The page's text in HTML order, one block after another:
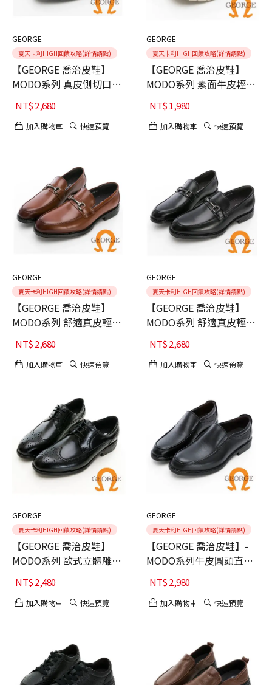
GEORGE
夏天卡利HIGH回饋攻略(詳情請點)
【GEORGE 喬治皮鞋】
MODO系列 真皮側切口綁
帶德比鞋-黑40
NT$2,680
加入購物車 快速預覽
GEORGE
夏天卡利HIGH回饋攻略(詳情請點)
【GEORGE 喬治皮鞋】
MODO系列 素面牛皮輕量
帆船鞋-黑
NT$1,980
加入購物車 快速預覽
GEORGE
夏天卡利HIGH回饋攻略(詳情請點)
【GEORGE 喬治皮鞋】
MODO系列 舒適真皮輕量
馬蹄釦樂福鞋-棕40
NT$2,680
加入購物車 快速預覽
GEORGE
夏天卡利HIGH回饋攻略(詳情請點)
【GEORGE 喬治皮鞋】
MODO系列 舒適真皮輕量
馬蹄釦樂福鞋-黑40
NT$2,680
加入購物車 快速預覽
GEORGE
夏天卡利HIGH回饋攻略(詳情請點)
【GEORGE 喬治皮鞋】
MODO系列 歐式立體雕花
真皮綁帶紳士鞋-黑40
NT$2,480
加入購物車 快速預覽
GEORGE
夏天卡利HIGH回饋攻略(詳情請點)
【GEORGE 喬治皮鞋】-
MODO系列牛皮圓頭直套
式紳士鞋-黑色40
NT$2,980
加入購物車 快速預覽